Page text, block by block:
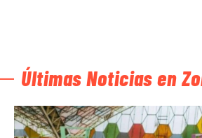
Últimas Noticias en